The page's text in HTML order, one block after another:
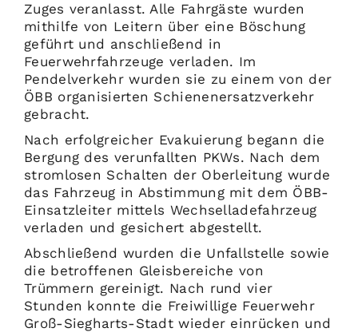
Zuges veranlasst. Alle Fahrgäste wurden
mithilfe von Leitern über eine Böschung
geführt und anschließend in
Feuerwehrfahrzeuge verladen. Im
Pendelverkehr wurden sie zu einem von der
ÖBB organisierten Schienenersatzverkehr
gebracht.
Nach erfolgreicher Evakuierung begann die
Bergung des verunfallten PKWs. Nach dem
stromlosen Schalten der Oberleitung wurde
das Fahrzeug in Abstimmung mit dem ÖBB-
Einsatzleiter mittels Wechselladefahrzeug
verladen und gesichert abgestellt.
Abschließend wurden die Unfallstelle sowie
die betroffenen Gleisbereiche von
Trümmern gereinigt. Nach rund vier
Stunden konnte die Freiwillige Feuerwehr
Groß-Siegharts-Stadt wieder einrücken und